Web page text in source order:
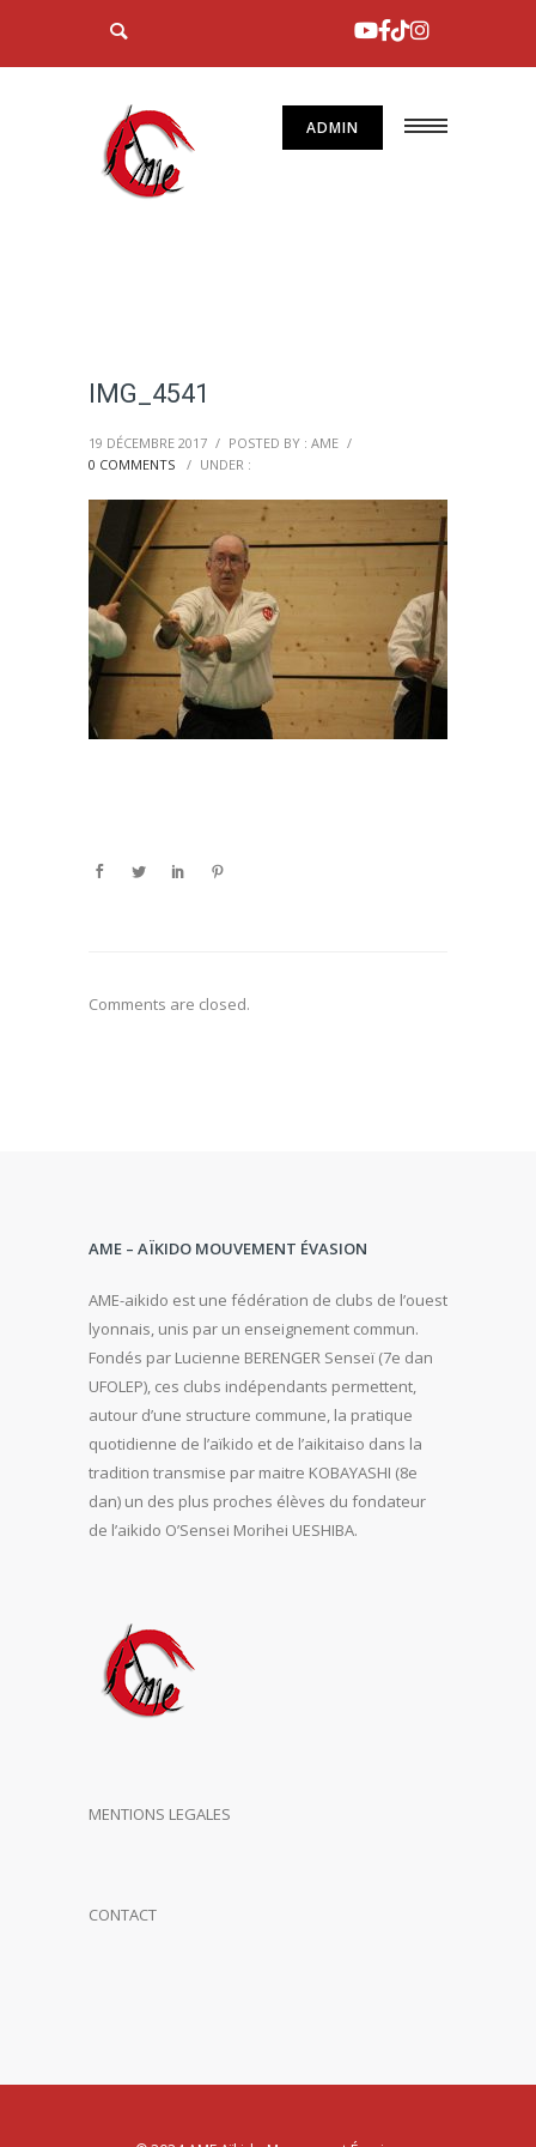
ADMIN
IMG_4541
19 DÉCEMBRE 2017 / POSTED BY : AME /
0 COMMENTS
/ UNDER :
Comments are closed.
AME – AÏKIDO MOUVEMENT ÉVASION
AME-aikido est une fédération de clubs de l’ouest
lyonnais, unis par un enseignement commun.
Fondés par Lucienne BERENGER Senseï (7e dan
UFOLEP), ces clubs indépendants permettent,
autour d’une structure commune, la pratique
quotidienne de l’aïkido et de l’aikitaiso dans la
tradition transmise par maitre KOBAYASHI (8e
dan) un des plus proches élèves du fondateur
de l’aikido O’Sensei Morihei UESHIBA.
MENTIONS LEGALES
CONTACT